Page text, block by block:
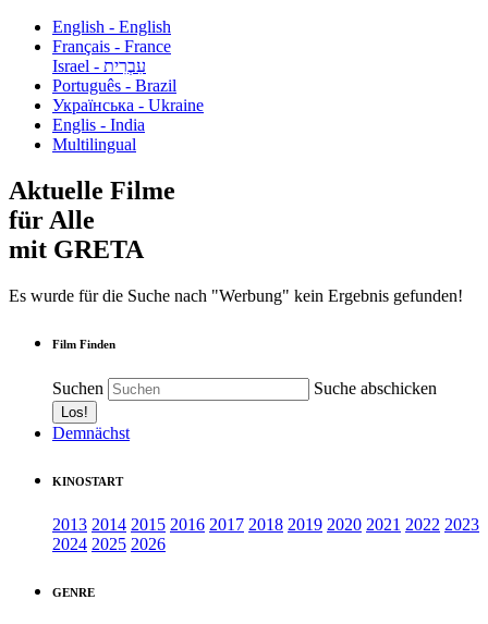
English - English
Français - France
עִבְרִית - Israel
Português - Brazil
Українська - Ukraine
Englis - India
Multilingual
Aktuelle Filme
für Alle
mit GRETA
Es wurde für die Suche nach "Werbung" kein Ergebnis gefunden!
Film Finden
Suchen Suche abschicken
Demnächst
KINOSTART
2013 2014 2015 2016 2017 2018 2019 2020 2021 2022 2023
2024 2025 2026
GENRE